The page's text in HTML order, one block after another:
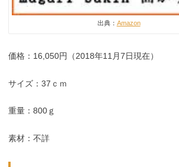
出典： Amazon
価格：16,050円（2018年11月7日現在）
サイズ：37ｃｍ
重量：800ｇ
素材：不詳